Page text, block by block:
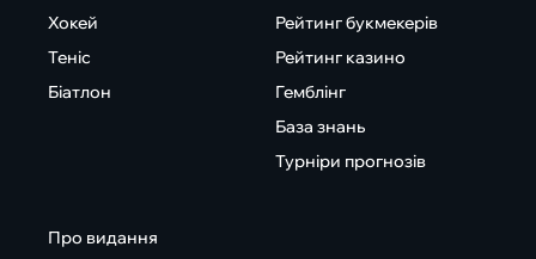
Хокей
Теніс
Біатлон
Рейтинг букмекерів
Рейтинг казино
Гемблінг
База знань
Турніри прогнозів
Про видання